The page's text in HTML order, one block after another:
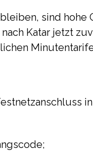
sind
Katar jetzt